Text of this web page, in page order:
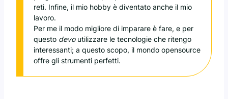
reti. Infine, il mio hobby è diventato anche il mio
lavoro.
Per me il modo migliore di imparare è fare, e per
questo devoutilizzare le tecnologie che ritengo
interessanti; a questo scopo, il mondo opensource
offre gli strumenti perfetti.